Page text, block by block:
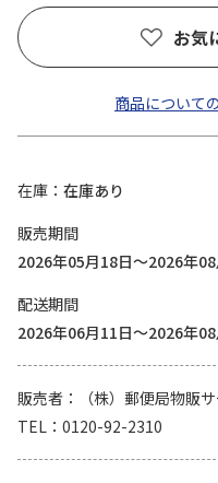
お気
商品について
在庫
在庫あり
販売期間
2026年05月18日～2026年
配送期間
2026年06月11日～2026年
販売者
（株）郵便局物販
TEL
0120-92-2310